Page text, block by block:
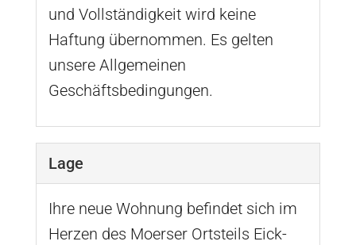
und Vollständigkeit wird keine
Haftung übernommen. Es gelten
unsere Allgemeinen
Geschäftsbedingungen.
Lage
Ihre neue Wohnung befindet sich im
Herzen des Moerser Ortsteils Eick-